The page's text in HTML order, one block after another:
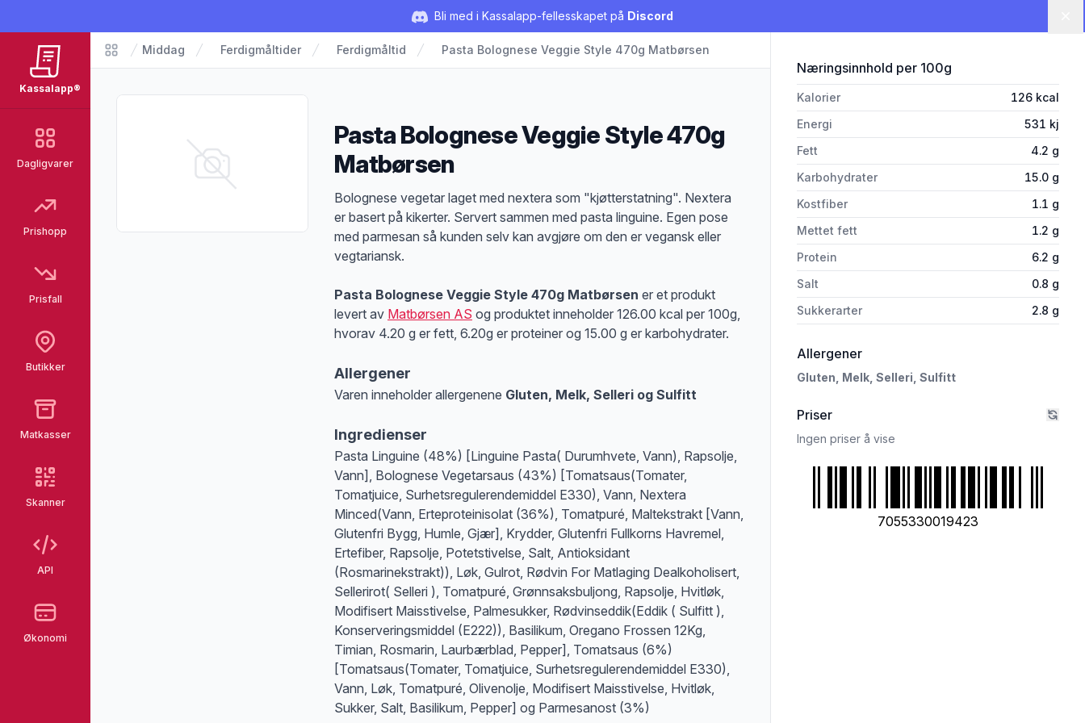
Bli med i Kassalapp-fellesskapet på Discord
Kassalapp®
Dagligvarer
Prishopp
Prisfall
Butikker
Matkasser
Skanner
API
Økonomi
Matvarer
Middag Ferdigmåltider Ferdigmåltid Pasta Bolognese Veggie Style 470g Matbørsen
Pasta Bolognese Veggie Style 470g
Matbørsen
Produktbeskrivelse
Bolognese vegetar laget med nextera som "kjøtterstatning". Nextera
er basert på kikerter. Servert sammen med pasta linguine. Egen pose
med parmesan så kunden selv kan avgjøre om den er vegansk eller
vegtariansk.
Pasta Bolognese Veggie Style 470g Matbørsen er et produkt
levert av Matbørsen AS og produktet inneholder 126.00 kcal per 100g,
hvorav 4.20 g er fett, 6.20g er proteiner og 15.00 g er karbohydrater.
Allergener
Varen inneholder allergenene Gluten, Melk, Selleri og Sulfitt
at denne informasjonen er bare til informasjon, sjekk pakkningen og innholdsbeskrivelsen nøye om du har allergier, vi tar forbehold om at det kan være feil i
Ingredienser
Pasta Linguine (48%) [Linguine Pasta( Durumhvete, Vann), Rapsolje,
Vann], Bolognese Vegetarsaus (43%) [Tomatsaus(Tomater,
Tomatjuice, Surhetsregulerendemiddel E330), Vann, Nextera
Minced(Vann, Erteproteinisolat (36%), Tomatpuré, Maltekstrakt [Vann,
Glutenfri Bygg, Humle, Gjær], Krydder, Glutenfri Fullkorns Havremel,
Ertefiber, Rapsolje, Potetstivelse, Salt, Antioksidant
(Rosmarinekstrakt)), Løk, Gulrot, Rødvin For Matlaging Dealkoholisert,
Sellerirot( Selleri ), Tomatpuré, Grønnsaksbuljong, Rapsolje, Hvitløk,
Modifisert Maisstivelse, Palmesukker, Rødvinseddik(Eddik ( Sulfitt ),
Konserveringsmiddel (E222)), Basilikum, Oregano Frossen 12Kg,
Timian, Rosmarin, Laurbærblad, Pepper], Tomatsaus (6%)
[Tomatsaus(Tomater, Tomatjuice, Surhetsregulerendemiddel E330),
Vann, Løk, Tomatpuré, Olivenolje, Modifisert Maisstivelse, Hvitløk,
Sukker, Salt, Basilikum, Pepper] og Parmesanost (3%)
Næringsinnhold for 'Pasta Bolognese Veggie
per 100g
Kalorier 126 kcal
Energi
531 kj
Fett
4.2 g
Karbohydrater
15.0 g
Kostfiber
1.1 g
Mettet fett
1.2 g
Protein
6.2 g
Salt
0.8 g
Sukkerarter
2.8 g
Allergeneri 'Pasta Bolognese Veggie Style
Gluten, Melk, Selleri, Sulfitt
Priser
Ingen priser å vise
7055330019423